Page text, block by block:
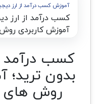
آموزش کسب درآمد از ارز
کسب درآمد از ارز
آموزش کاربردی
کسب درآمد
بدون ترید؛
روش های